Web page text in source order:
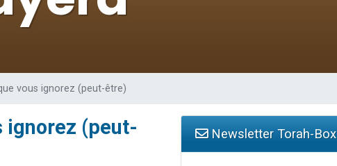
vous ignorez (peut-être)
ignorez (peut-
Newsletter Torah-Box